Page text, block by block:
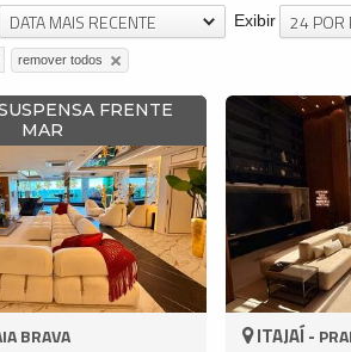
Exibir 24 POR
DATA MAIS RECENTE
remover todos
FRENTE
MAR
BRAVA ITAJAÍ -